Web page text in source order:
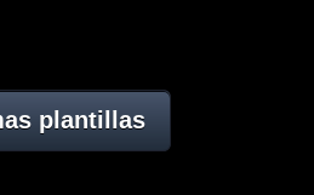
plantillas